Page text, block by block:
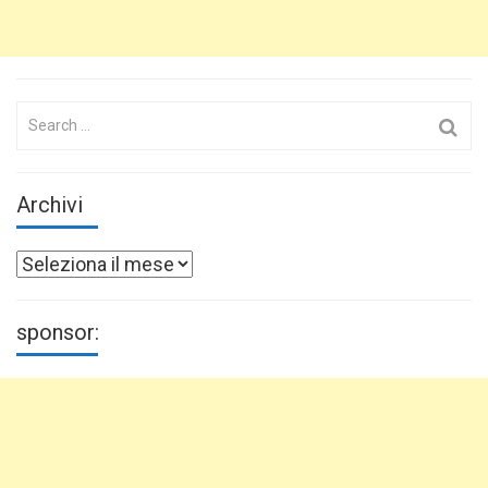
Search
Archivi
Archivi
sponsor: